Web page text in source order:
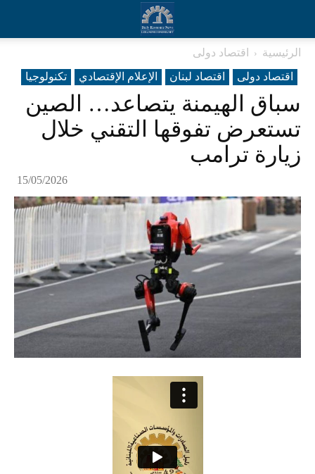
الرئيسية
اقتصاد دولی
اقتصاد دولی
اقتصاد لبنان الإعلام الإقتصادي تکنولوجیا
سباق الهيمنة يتصاعد… الصين
تستعرض تفوقها التقني خلال
زيارة ترامب
15/05/2026